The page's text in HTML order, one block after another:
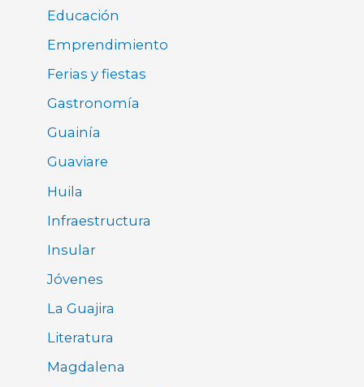
Educación
Emprendimiento
Ferias y fiestas
Gastronomía
Guainía
Guaviare
Huila
Infraestructura
Insular
Jóvenes
La Guajira
Literatura
Magdalena